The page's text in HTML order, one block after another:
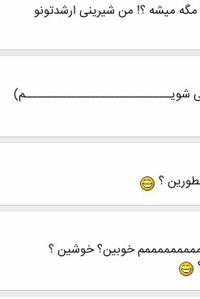
میشه ؟! من شیرینی ارشدتونو
؟
خوبین؟ خوشین ؟